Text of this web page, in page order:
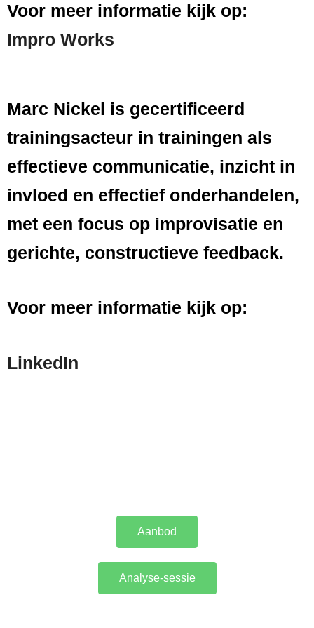
Voor meer informatie kijk op:
Impro Works
Marc Nickel is gecertificeerd
trainingsacteur in trainingen als
effectieve communicatie, inzicht in
invloed en effectief onderhandelen,
met een focus op improvisatie en
gerichte, constructieve feedback.
Voor meer informatie kijk op:
LinkedIn
Aanbod
Analyse-sessie